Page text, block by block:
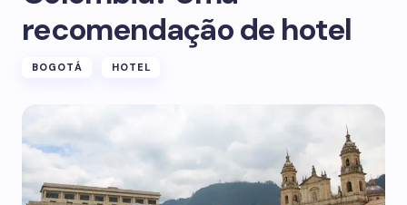
recomendação de hotel
BOGOTÁ HOTEL